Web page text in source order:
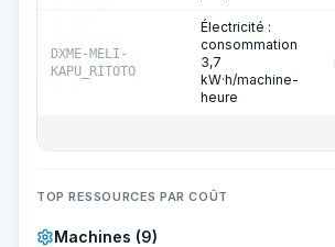
DXME-MELI-
KAPU_RITOTO
Électricité :
consommation
3,7
kW·h/machine-
heure
TOP RESSOURCES PAR COÛT
Machines (9)